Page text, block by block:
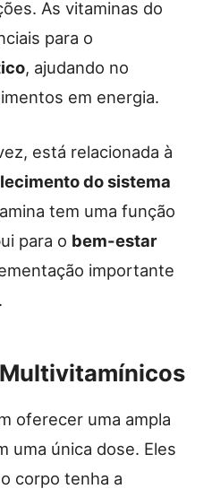
As vitaminas do
para o
, ajudando no
em energia.
está relacionada à
do sistema
tem uma função
para o bem-estar
importante
oferecer uma ampla
uma única dose. Eles
corpo tenha a